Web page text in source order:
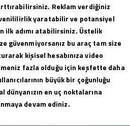
Reklam verdiğiniz
yaratabilir ve potansiyel
adımı atabilirsiniz. Üstelik
güvenmiyorsanız bu araç tam size
kişisel hesabınıza video
fazla olduğu için keşfette daha
büyük bir çoğunluğu
en uç noktalarına
devam ediniz.